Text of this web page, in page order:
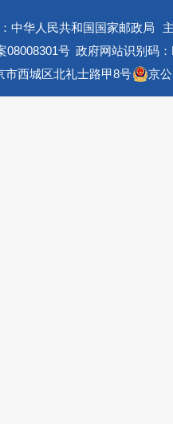
中华人民共和国国家邮政局
08008301号 政府网站识别码
市西城区北礼士路甲8号
京